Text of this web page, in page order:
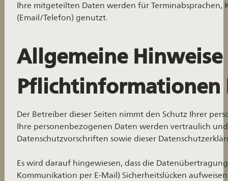
Ihre mitgeteilten Daten werden für Terminabsprachen,
(Email/Telefon) genutzt.
Allgemeine Hinweise
Pflichtinformationen
Der Betreiber dieser Seiten nimmt den Schutz Ihrer
Ihre personenbezogenen Daten werden vertraulich
Datenschutzvorschriften sowie dieser
Es wird darauf hingewiesen, dass die
Kommunikation per E-Mail) Sicherheitslücken